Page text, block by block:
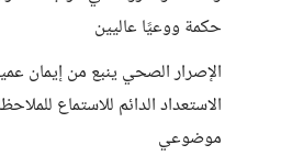
حكمة ووعيًا عاليين
الإصرار الصحي ينبع من إيمان
الاستعداد الدائم للاستماع
موضوعي